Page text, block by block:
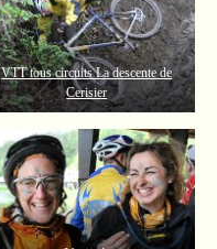
VTT tous circuits La descente de
Cerisier